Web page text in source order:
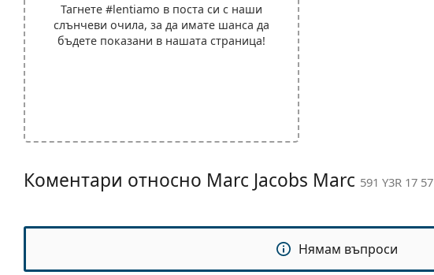
Тагнете #lentiamo в поста си с наши
слънчеви очила, за да имате шанса да
бъдете показани в нашата страница!
Коментари относно Marc Jacobs Marc 591 Y3R 17 57
Нямам въпроси